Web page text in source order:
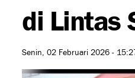
di Lintas
Senin, 02 Februari 2026 -